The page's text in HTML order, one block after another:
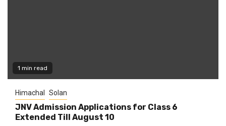
1 min read
Himachal Solan
JNV Admission Applications for Class 6
Extended Till August 10